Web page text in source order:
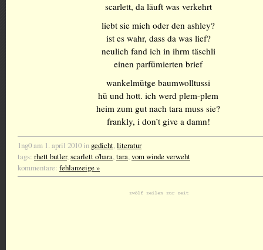
scarlett, da läuft was verkehrt
liebt sie mich oder den ashley?
ist es wahr, dass da was lief?
neulich fand ich in ihrm täschli
einen parfümierten brief
wankelmütge baumwolltussi
hü und hott. ich werd plem-plem
heim zum gut nach tara muss sie?
frankly, i don’t give a damn!
1ng0 am 1. april 2010 in gedicht,literatur
tags: rhett butler,scarlett o'hara,tara,vom winde verweht
kommentare: fehlanzeige »